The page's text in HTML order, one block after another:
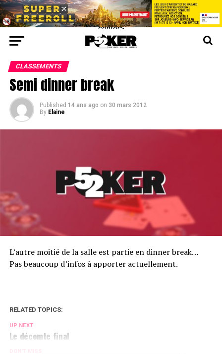
center>
CLASSEMENTS
Semi dinner break
Published 14 ans ago on 30 mars 2012
By Elaine
L’autre moitié de la salle est partie en dinner break…
Pas beaucoup d’infos à apporter actuellement.
RELATED TOPICS:
UP NEXT
Le décomte final